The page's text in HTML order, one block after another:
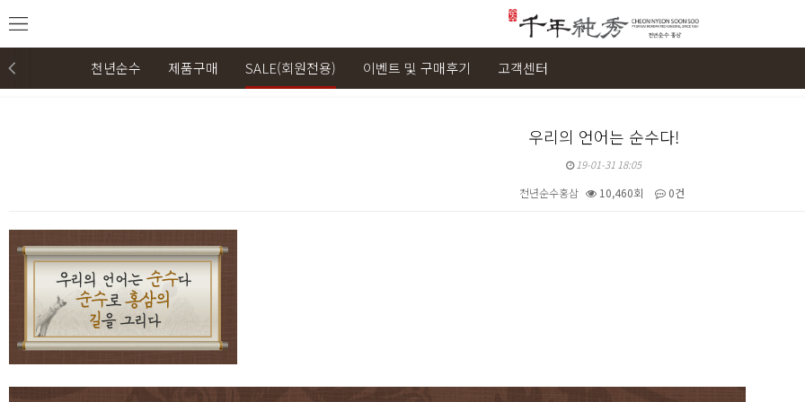
천년순수 제품구매 SALE(회원전용) 이벤트 및 구매후기 고객센터
우리의 언어는 순수다!
19-01-31 18:05
천년순수홍삼 10,460회 0건